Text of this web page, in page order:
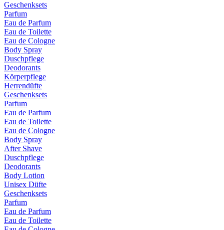
Geschenksets
Parfum
Eau de Parfum
Eau de Toilette
Eau de Cologne
Body Spray
Duschpflege
Deodorants
Körperpflege
Herrendüfte
Geschenksets
Parfum
Eau de Parfum
Eau de Toilette
Eau de Cologne
Body Spray
After Shave
Duschpflege
Deodorants
Body Lotion
Unisex Düfte
Geschenksets
Parfum
Eau de Parfum
Eau de Toilette